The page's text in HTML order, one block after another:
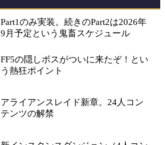
Part1のみ実装。続きのPart2は2026年
9月予定という鬼畜スケジュール
FF5の隠しボスがついに来たぞ！とい
う熱狂ポイント
アライアンスレイド新章。24人コン
テンツの解禁